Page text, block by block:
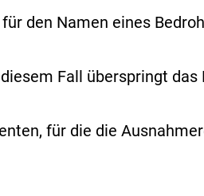
den Namen eines
Fall überspringt
für die die